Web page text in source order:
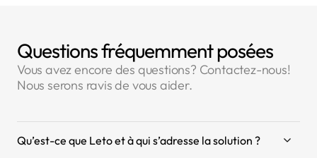
Questions fréquemment posées
Vous avez encore des questions? Contactez-nous!
Nous serons ravis de vous aider.
Qu’est-ce que Leto et à qui s’adresse la solution ?